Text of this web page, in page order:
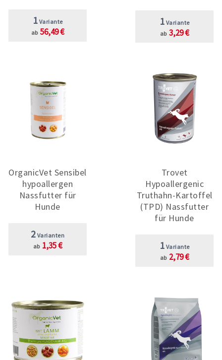
1 Variante
ab 56,49 €
1 Variante
ab 3,29 €
OrganicVet Sensibel
hypoallergen
Nassfutter für
Hunde
2 Varianten
ab 1,35 €
Trovet
Hypoallergenic
Truthahn-Kartoffel
(TPD) Nassfutter
für Hunde
1 Variante
ab 2,79 €